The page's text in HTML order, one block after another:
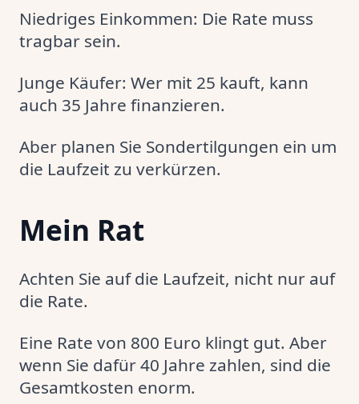
Niedriges Einkommen: Die Rate muss
tragbar sein.
Junge Käufer: Wer mit 25 kauft, kann
auch 35 Jahre finanzieren.
Aber planen Sie Sondertilgungen ein um
die Laufzeit zu verkürzen.
Mein Rat
Achten Sie auf die Laufzeit, nicht nur auf
die Rate.
Eine Rate von 800 Euro klingt gut. Aber
wenn Sie dafür 40 Jahre zahlen, sind die
Gesamtkosten enorm.